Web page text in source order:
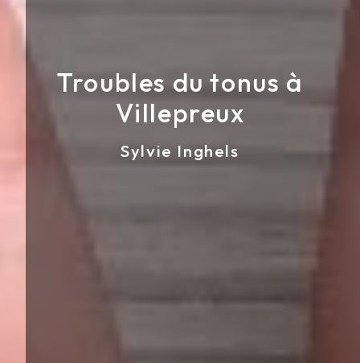
Troubles du tonus à
Villepreux
Sylvie Inghels